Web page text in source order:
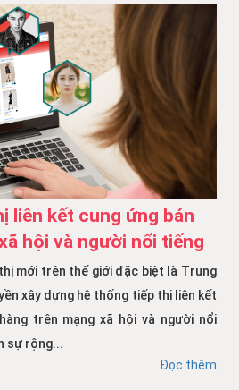
liên kết cung ứng bán
hội và người nổi tiếng
mới trên thế giới đặc biệt là Trung
xây dựng hệ thống tiếp thị liên kết
trên mạng xã hội và người nổi
sự rộng...
Đọc thêm